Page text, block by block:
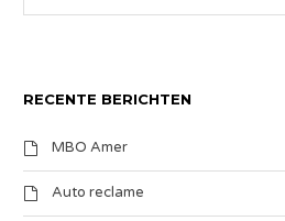
RECENTE BERICHTEN
MBO Amer
Auto reclame